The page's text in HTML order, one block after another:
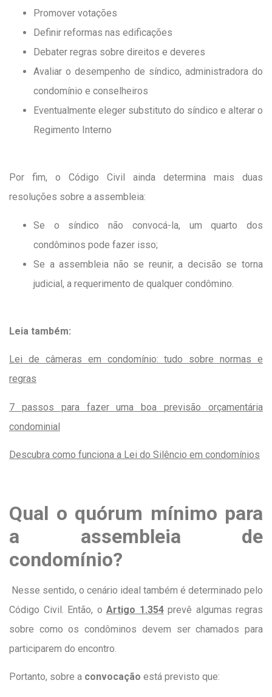
Promover votações
Definir reformas nas edificações
Debater regras sobre direitos e deveres
Avaliar o desempenho de síndico, administradora do
condomínio e conselheiros
Eventualmente eleger substituto do síndico e alterar o
Regimento Interno
Por fim, o Código Civil ainda determina mais duas
resoluções sobre a assembleia:
Se o síndico não convocá-la, um quarto dos
condôminos pode fazer isso;
Se a assembleia não se reunir, a decisão se torna
judicial, a requerimento de qualquer condômino.
Leia também:
Lei de câmeras em condomínio: tudo sobre normas e
regras
7 passos para fazer uma boa previsão orçamentária
condominial
Descubra como funciona a Lei do Silêncio em condomínios
Qual o quórum mínimo para
a assembleia de
condomínio?
Nesse sentido, o cenário ideal também é determinado pelo
Código Civil. Então, o Artigo 1.354prevê algumas regras
sobre como os condôminos devem ser chamados para
participarem do encontro.
Portanto, sobre a convocação está previsto que: